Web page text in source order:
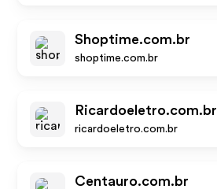
Shoptime.com.br
shoptime.com.br
Ricardoeletro.com.br
ricardoeletro.com.br
Centauro.com.br